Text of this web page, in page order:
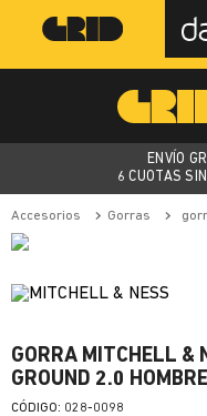
ENVÍO
6 CUOTAS
accesorios gorras
GORRA MITCHELL &
GROUND 2.0 HOMBRE
: 028-0098